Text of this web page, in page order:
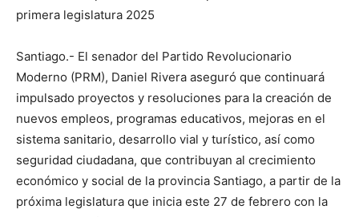
primera legislatura 2025
Santiago.- El senador del Partido Revolucionario
Moderno (PRM), Daniel Rivera aseguró que continuará
impulsado proyectos y resoluciones para la creación de
nuevos empleos, programas educativos, mejoras en el
sistema sanitario, desarrollo vial y turístico, así como
seguridad ciudadana, que contribuyan al crecimiento
económico y social de la provincia Santiago, a partir de la
próxima legislatura que inicia este 27 de febrero con la